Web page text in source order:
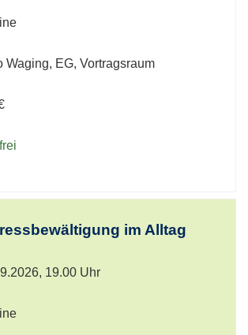
Waging, EG, Vortragsraum
im Alltag
19.00 Uhr